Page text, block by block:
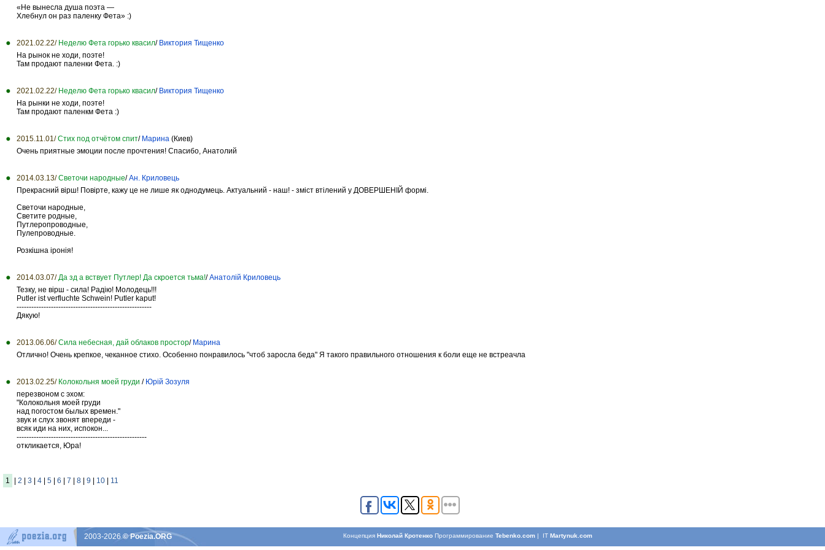
«Не вынесла душа поэта —
Хлебнул он раз паленку Фета» :)
2021.02.22/ Неделю Фета горько квасил/ Виктория Тищенко
На рынок не ходи, поэте!
Там продают паленки Фета. :)
2021.02.22/ Неделю Фета горько квасил/ Виктория Тищенко
На рынки не ходи, поэте!
Там продают паленкм Фета :)
2015.11.01/ Стих под отчётом спит/ Марина (Киев)
Очень приятные эмоции после прочтения! Спасибо, Анатолий
2014.03.13/ Светочи народные/Ан. Криловець
Прекрасний вірш! Повірте, кажу це не лише як однодумець. Актуальний - наш! - зміст втілений у ДОВЕРШЕНІЙ формі.
Светочи народные,
Светите родные,
Путлеропроводные,
Пулепроводные.
Розкішна іронія!
2014.03.07/ Да зд а вствует Путлер! Да скроется тьма!/Анатолій Криловець
Тезку, не вірш - сила! Радію! Молодець!!!
Putler ist verfluchte Schwein! Putler kaput!
-------------------------------------------------------
Дякую!
2013.06.06/ Сила небесная, дай облаков простор/ Марина
Отлично! Очень крепкое, чеканное стихо. Особенно понравилось "чтоб заросла беда" Я такого правильного отношения к боли еще не встреачла
2013.02.25/ Колокольня моей груди / Юрій Зозуля
перезвоном с эхом:
"Колокольня моей груди
над погостом былых времен."
звук и слух звонят впереди -
всяк иди на них, испокон...
-----------------------------------------------------
откликается, Юра!
1 2 3 4 5 6 7 8 9 10 11
КонцепцияНиколай Кротенко ПрограммированиеTebenko.com | ITMartynuk.com
2003-2026© Poezia.ORG